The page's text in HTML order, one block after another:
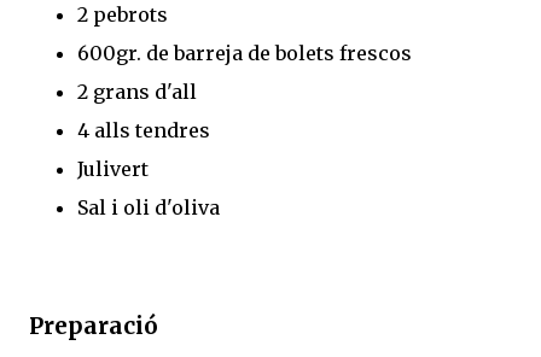
2 pebrots
600gr. de barreja de bolets frescos
2 grans d'all
4 alls tendres
Julivert
Sal i oli d'oliva
Preparació